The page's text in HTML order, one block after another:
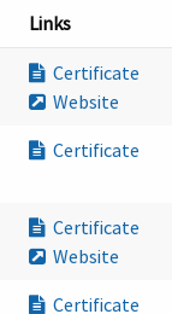
Links
Certificate
Website
Certificate
Certificate
Website
Certificate